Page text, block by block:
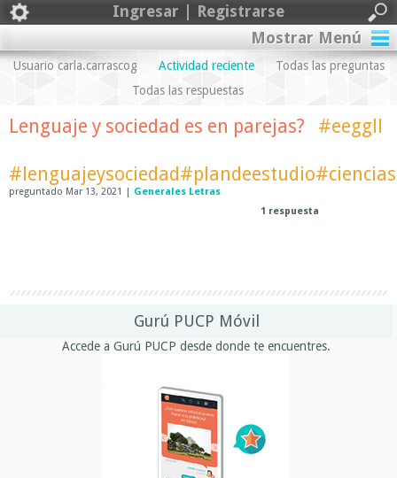
Ingresar | Registrarse
Mostrar Menú
Usuario carla.carrascog Actividad reciente
Todas las preguntas
Todas las respuestas
Lenguaje y sociedad es en parejas? #eeggll
preguntado Mar 13, 2021 | Generales Letras
1 respuesta
Gurú PUCP Móvil
Accede a Gurú PUCP desde donde te encuentres.